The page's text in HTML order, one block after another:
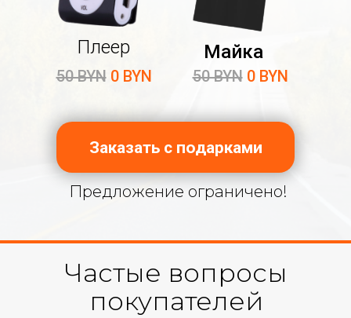
Предложение ограничено!
50 BYN 0 BYN
Плеер Майка
50 BYN 0 BYN
Заказать с подарками
Частые вопросы
покупателей